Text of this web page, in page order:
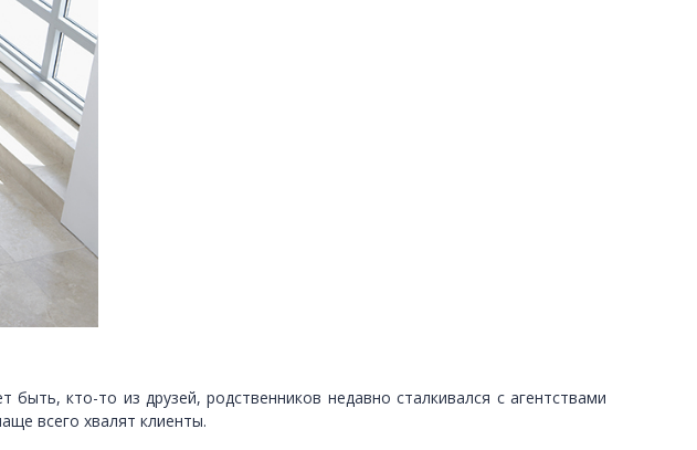
кто-то из друзей, родственников недавно сталкивался с агентствами
всего хвалят клиенты.